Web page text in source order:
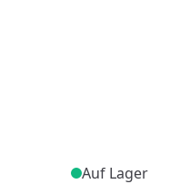
Auf Lager